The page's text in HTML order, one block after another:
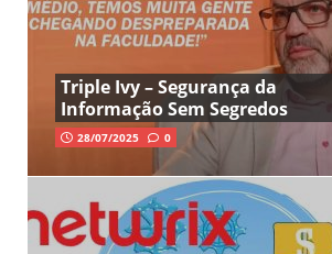
Triple Ivy – Segurança da
Informação Sem Segredos
28/07/2025 0